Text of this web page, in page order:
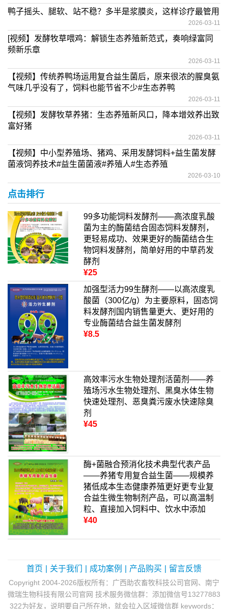
鸭子摇头、腿软、站不稳？多半是浆膜炎，这样诊疗最管用
2026-03-11
[视频】发酵牧草喂鸡：解锁生态养殖新范式，奏响绿富同
频新乐章
2026-03-11
【视频】传统养鸭场运用复合益生菌后，原来很浓的腥臭氨
气味几乎没有了，饲料也能节省不少#生态养鸭
2026-03-11
【视频】发酵牧草养猪：生态养殖新风口，降本增效养出致
富好猪
2026-03-11
【视频】中小型养殖场、猪鸡、采用发酵饲料+益生菌发酵
菌液饲养技术#益生菌菌液#养殖人#生态养殖
2026-03-10
点击排行
99多功能饲料发酵剂——高浓度乳酸
菌为主的酶菌结合固态饲料发酵剂，
更轻易成功、效果更好的酶菌结合生
物饲料发酵剂，简单好用的中草药发
酵剂
¥25
加强型活力99生酵剂——以高浓度乳
酸菌（300亿/g）为主要原料，固态饲
料发酵剂国内销售量更大、更好用的
专业酶菌结合益生菌发酵剂
¥8.5
高效率污水生物处理剂活菌剂——养
殖场污水生物处理剂、黑臭水体生物
快速处理剂、恶臭粪污废水快速除臭
剂
¥45
酶+菌融合预消化技术典型代表产品
——养猪专用复合益生菌——规模养
猪低成本生态健康养殖更好更专业复
合益生微生物制剂产品，可以高温制
粒、直接加入饲料中、饮水中添加
¥40
首页 关于我们 成功案例 产品购买 留言反馈
Copyright 2004-2026版权所有：广西助农畜牧科技公司官网、南宁
微瑞生物科技有限公司官网 技术服务微信群：添加微信号13277883
322为好友，说明要自己所在地，就会拉入区域微信群 keywords：